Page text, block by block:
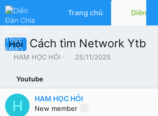
Trang chủ Diễn đàn
Hỏi Cách tìm Network Ytb
T
a
d
s
HAM HỌC HỎI
N
g
ử
i
25/11/2025
Youtube
H HAM HỌC HỎI
New member